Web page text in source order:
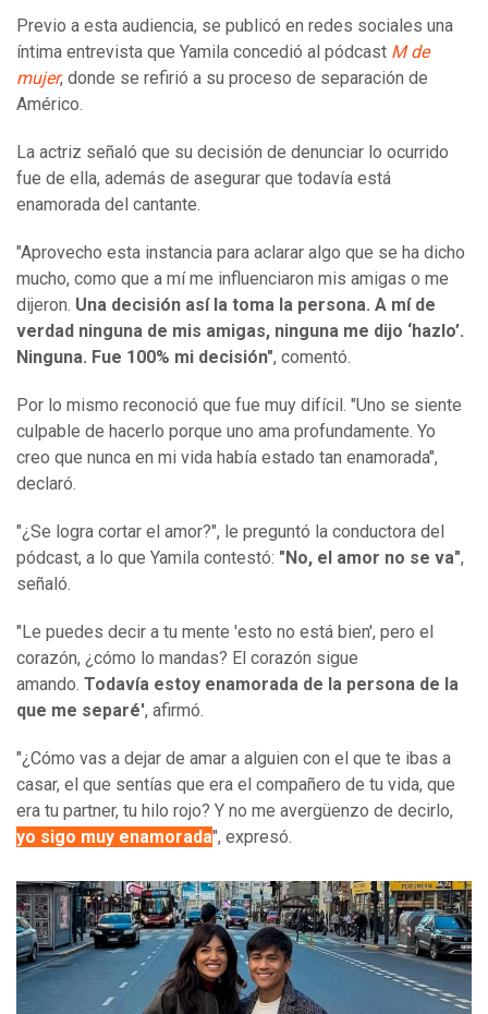
Previo a esta audiencia, se publicó en redes sociales una
íntima entrevista que Yamila concedió al pódcast M de
mujer, donde se refirió a su proceso de separación de
Américo.
La actriz señaló que su decisión de denunciar lo ocurrido
fue de ella, además de asegurar que todavía está
enamorada del cantante.
"Aprovecho esta instancia para aclarar algo que se ha dicho
mucho, como que a mí me influenciaron mis amigas o me
dijeron. Una decisión así la toma la persona. A mí de
verdad ninguna de mis amigas, ninguna me dijo ‘hazlo’.
Ninguna. Fue 100% mi decisión", comentó.
Por lo mismo reconoció que fue muy difícil. "Uno se siente
culpable de hacerlo porque uno ama profundamente. Yo
creo que nunca en mi vida había estado tan enamorada",
declaró.
"¿Se logra cortar el amor?", le preguntó la conductora del
pódcast, a lo que Yamila contestó: "No, el amor no se va",
señaló.
"Le puedes decir a tu mente 'esto no está bien', pero el
corazón, ¿cómo lo mandas? El corazón sigue
amando. Todavía estoy enamorada de la persona de la
que me separé', afirmó.
"¿Cómo vas a dejar de amar a alguien con el que te ibas a
casar, el que sentías que era el compañero de tu vida, que
era tu partner, tu hilo rojo? Y no me avergüenzo de decirlo,
yo sigo muy enamorada", expresó.